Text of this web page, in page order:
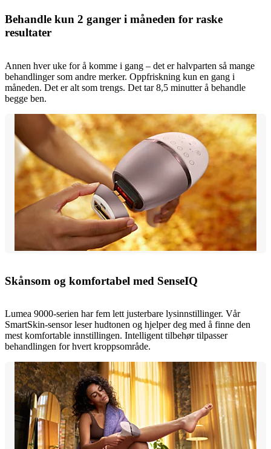
Behandle kun 2 ganger i måneden for raske
resultater
Annen hver uke for å komme i gang – det er halvparten så mange
behandlinger som andre merker. Oppfriskning kun en gang i
måneden. Det er alt som trengs. Det tar 8,5 minutter å behandle
begge ben.
Skånsom og komfortabel med SenseIQ
Lumea 9000-serien har fem lett justerbare lysinnstillinger. Vår
SmartSkin-sensor leser hudtonen og hjelper deg med å finne den
mest komfortable innstillingen. Intelligent tilbehør tilpasser
behandlingen for hvert kroppsområde.